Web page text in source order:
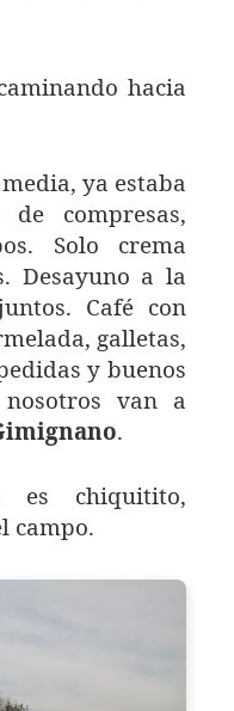
hacia
ya estaba
compresas,
Solo crema
Desayuno a la
Café con
galletas,
y buenos
nosotros van a
.
es chiquitito,
campo.